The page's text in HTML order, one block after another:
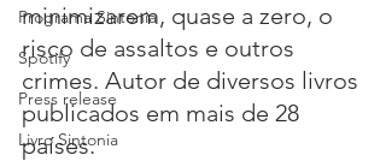
Programa Sintonia
Spotify
Press release
Livro Sintonia
minimizarem, quase a zero, o
risco de assaltos e outros
crimes. Autor de diversos livros
publicados em mais de 28
países.